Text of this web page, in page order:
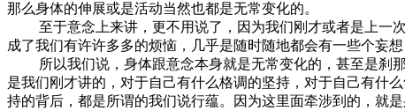
那么身体的伸展或是活动当然也都是无常变化的。
至于意念上来讲，更不用说了，因为我们刚才或者是上一次
成了我们有许许多多的烦恼，几乎是随时随地都会有一些个妄
所以我们说，身体跟意念本身就是无常变化的，甚至是刹那
是我们刚才讲的，对于自己有什么格调的坚持，对于自己有什
持的背后，都是所谓的我们说行蕴。因为这里面牵涉到的，就